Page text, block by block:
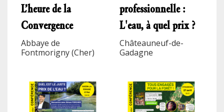
L’heure de la
Convergence
Abbaye de
Fontmorigny (Cher)
professionnelle :
L'eau, à quel prix ?
Châteauneuf-de-
Gadagne